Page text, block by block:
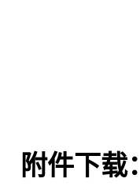
附件下载：